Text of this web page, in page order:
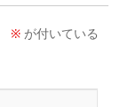
※ が付いている